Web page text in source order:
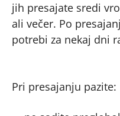
jih presajate sredi
ali večer. Po
potrebi za nekaj dni
Pri presajanju pazite: